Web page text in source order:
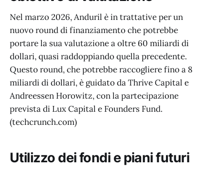
Nel marzo 2026, Anduril è in trattative per un
nuovo round di finanziamento che potrebbe
portare la sua valutazione a oltre 60 miliardi di
dollari, quasi raddoppiando quella precedente.
Questo round, che potrebbe raccogliere fino a 8
miliardi di dollari, è guidato da Thrive Capital e
Andreessen Horowitz, con la partecipazione
prevista di Lux Capital e Founders Fund.
(techcrunch.com)
Utilizzo dei fondi e piani futuri